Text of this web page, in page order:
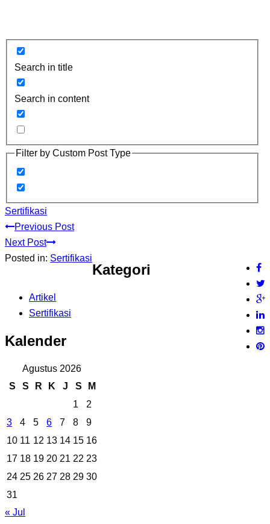
Search in title
Search in content
Filter by Custom Post Type
Sertifikasi
Previous Post
Next Post
Posted in: Sertifikasi
Kategori
Artikel
Sertifikasi
Kalender
Agustus 2026
S
S R K J S
M
1
2
3
4 5 6 7 8
9
10 11 12 13 14 15 16
17 18 19 20 21 22 23
24 25 26 27 28 29 30
31
« Jul